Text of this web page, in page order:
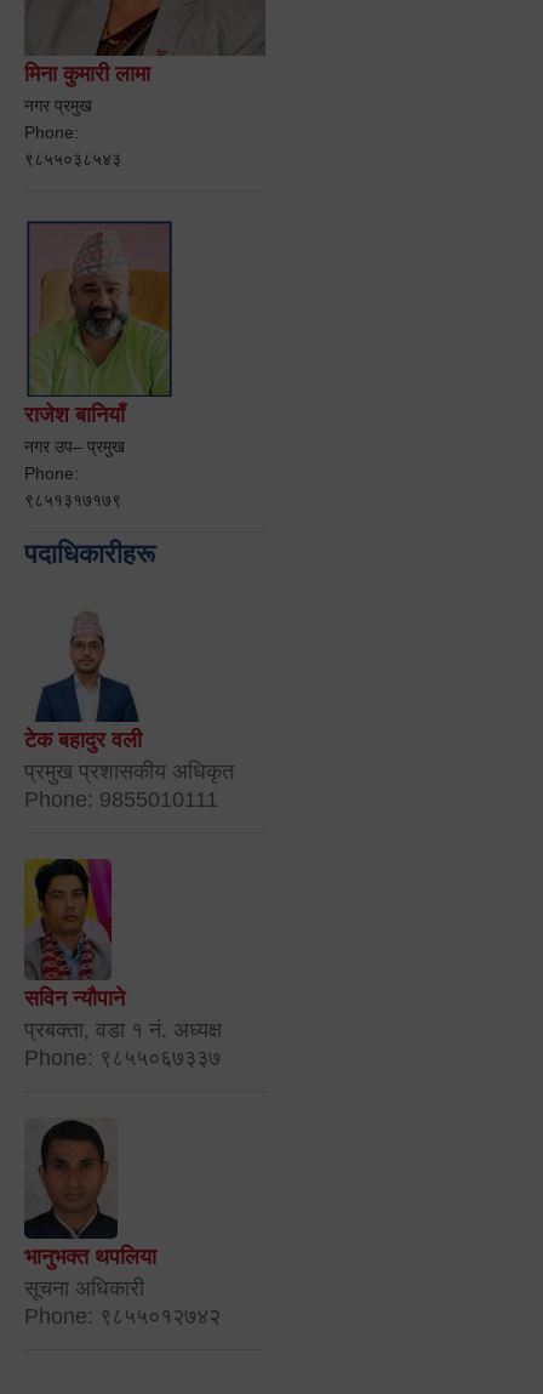
मिना कुमारी लामा
नगर प्रमुख
Phone:
९८५५०३८५४३
राजेश बानियाँ
नगर उप– प्रमुख
Phone:
९८५१३१७१७९
पदाधिकारीहरू
टेक बहादुर वली
प्रमुख प्रशासकीय अधिकृत
Phone: 9855010111
सविन न्यौपाने
प्रबक्ता, वडा १ नं. अध्यक्ष
Phone: ९८५५०६७३३७
भानुभक्त थपलिया
सूचना अधिकारी
Phone: ९८५५०१२७४२